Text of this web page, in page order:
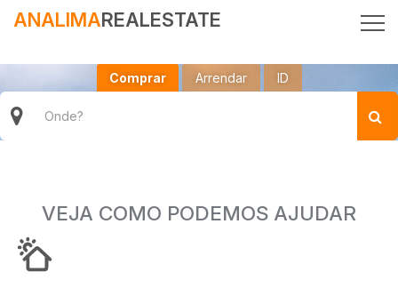
ANALIMAREALESTATE
Comprar Arrendar ID
VEJA COMO PODEMOS AJUDAR